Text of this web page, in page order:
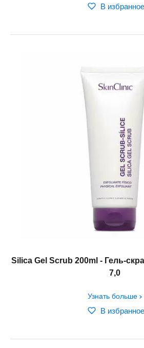
В избранное
Silica Gel Scrub 200ml - Гель-
7,0
Узнать больше
В избранное